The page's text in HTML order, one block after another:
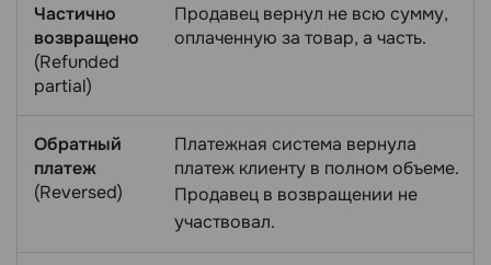
Частично
возвращено
(Refunded
partial)
Продавец вернул не всю сумму,
оплаченную за товар, а часть.
Обратный
платеж
(Reversed)
Платежная система вернула
платеж клиенту в полном объеме.
Продавец в возвращении не
участвовал.